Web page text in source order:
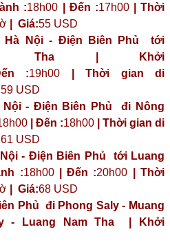
:18h00 | Đến :17h00| Thời
| Giá:55 USD
Hà Nội - Điện Biên Phủ tới
Tha | Khởi
:19h00 | Thời gian di
59 USD
Nội - Điện Biên Phủ đi Nông
| Đến :18h00 | Thời gian di
61 USD
- Điện Biên Phủ tới Luang
:18h00| Đến :20h00 | Thời
| Giá:68 USD
Phủ đi Phong Saly - Muang
- Luang Nam Tha | Khởi